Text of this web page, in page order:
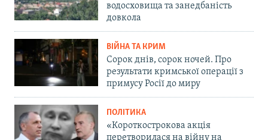
водосховища та занедбаність
довкола
ВІЙНА ТА КРИМ
Сорок днів, сорок ночей. Про
результати кримської операції з
примусу Росії до миру
ПОЛІТИКА
«Короткострокова акція
перетворилася на війну на